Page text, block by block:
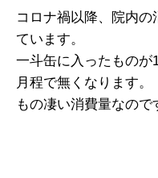
コロナ禍以降、院内
ています。
一斗缶に入ったものが
月程で無くなります。
もの凄い消費量なので